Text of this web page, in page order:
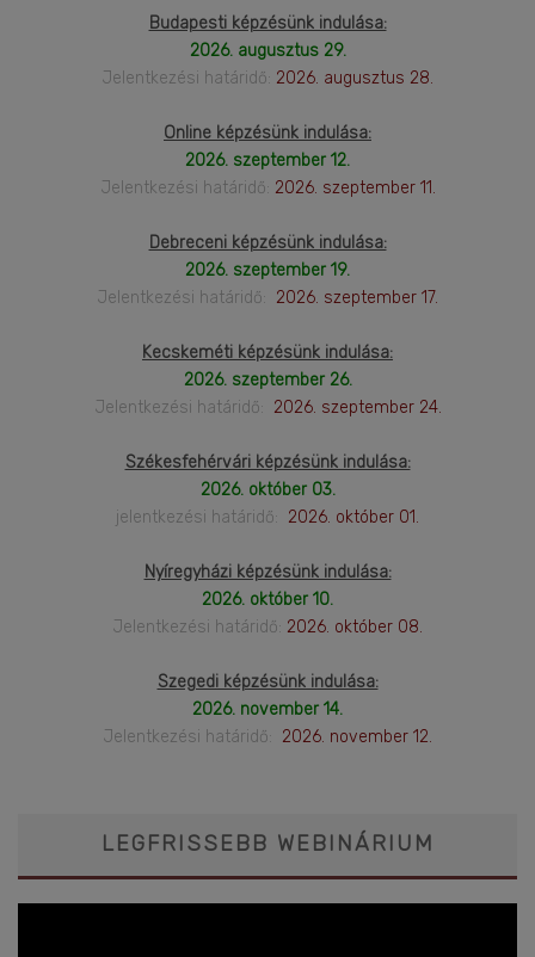
Budapesti képzésünk indulása:
2026. augusztus 29.
Jelentkezési határidő: 2026. augusztus 28.
Online képzésünk indulása:
2026. szeptember 12.
Jelentkezési határidő: 2026. szeptember 11.
Debreceni képzésünk indulása:
2026. szeptember 19.
Jelentkezési határidő: 2026. szeptember 17.
Kecskeméti képzésünk indulása:
2026. szeptember 26.
Jelentkezési határidő: 2026. szeptember 24.
Székesfehérvári képzésünk indulása:
2026. október 03.
jelentkezési határidő: 2026. október 01.
Nyíregyházi képzésünk indulása:
2026. október 10.
Jelentkezési határidő: 2026. október 08.
Szegedi képzésünk indulása:
2026. november 14.
Jelentkezési határidő: 2026. november 12.
LEGFRISSEBB WEBINÁRIUM